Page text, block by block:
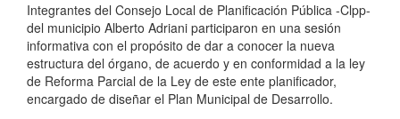
Integrantes del Consejo Local de Planificación Pública -Clpp-
del municipio Alberto Adriani participaron en una sesión
informativa con el propósito de dar a conocer la nueva
estructura del órgano, de acuerdo y en conformidad a la ley
de Reforma Parcial de la Ley de este ente planificador,
encargado de diseñar el Plan Municipal de Desarrollo.